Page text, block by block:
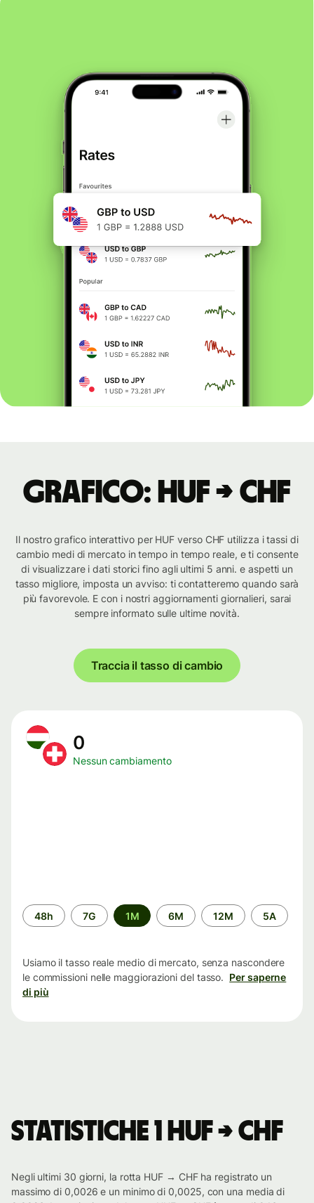
Grafico: HUF → CHF
Il nostro grafico interattivo per HUF verso CHF utilizza i tassi di
cambio medi di mercato in tempo in tempo reale, e ti consente
di visualizzare i dati storici fino agli ultimi 5 anni. e aspetti un
tasso migliore, imposta un avviso: ti contatteremo quando sarà
più favorevole. E con i nostri aggiornamenti giornalieri, sarai
sempre informato sulle ultime novità.
Traccia il tasso di cambio
0
Nessun cambiamento
Periodo
di
48h 7G 1M 6M 12M 5A
Usiamo il tasso reale medio di mercato, senza nascondere
le commissioni nelle maggiorazioni del tasso. Per saperne
di più
Statistiche 1 HUF → CHF
Negli ultimi 30 giorni, la rotta HUF → CHF ha registrato un
massimo di 0,0026 e un minimo di 0,0025, con una media di